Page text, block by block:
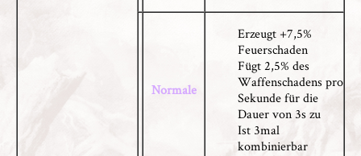
Normale
Erzeugt +7,5%
Feuerschaden
Fügt 2,5% des
Waffenschadens pro
Sekunde für die
Dauer von 3s zu
Ist 3mal
kombinierbar